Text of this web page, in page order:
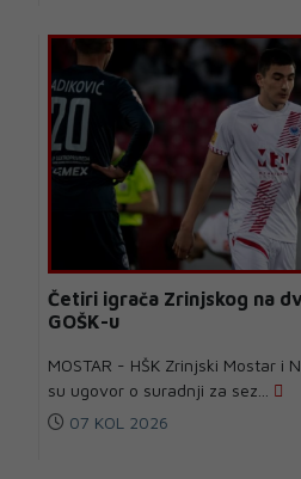
Četiri igrača Zrinjskog na
GOŠK-u
MOSTAR - HŠK Zrinjski Mostar i
su ugovor o suradnji za sez...
07 KOL 2026